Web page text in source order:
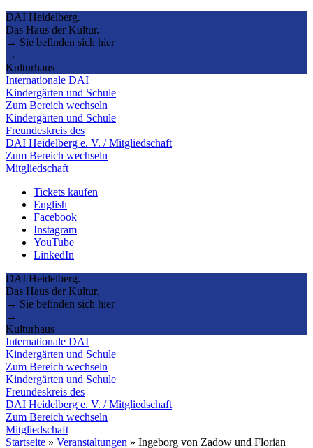
DAI Heidelberg.
Das Haus der Kultur.
→ Sie befinden sich hier
→
Kulturhaus
Internationale DAI
Kindergärten und Schule
Zum Bereich wechseln
Kindergärten und Schule
Freundeskreis des
DAI Heidelberg e. V. / Mitgliedschaft
Zum Bereich wechseln
Mitgliedschaft
Tickets kaufen
English
Facebook
Instagram
YouTube
LinkedIn
DAI Heidelberg.
Das Haus der Kultur.
→ Sie befinden sich hier
→
Kulturhaus
Internationale DAI
Kindergärten und Schule
Zum Bereich wechseln
Kindergärten und Schule
Freundeskreis des
DAI Heidelberg e. V. / Mitgliedschaft
Zum Bereich wechseln
Mitgliedschaft
Startseite » Veranstaltungen » Ingeborg von Zadow und Florian